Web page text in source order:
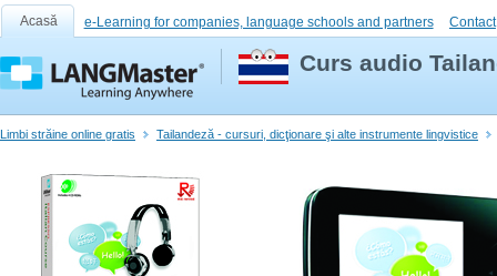
Acasă e-Learning for companies, language schools and partners Contact
Curs audio
Limbi străine online gratis Tailandeză - cursuri, dicţionare şi alte instrumente lingvistice